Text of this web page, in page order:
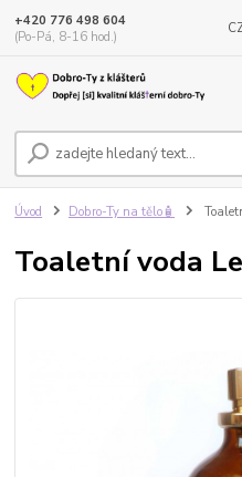
+420 776 498 604
(Po-Pá, 8-16 hod.)
Úvod Dobro-Ty na tělo🧴
Toaletní voda